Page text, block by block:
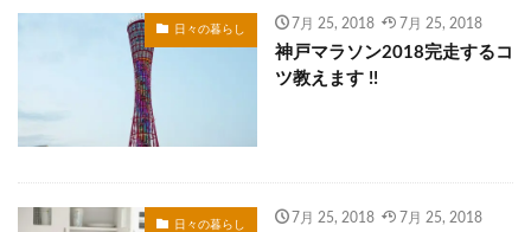
日々の暮らし 7月 25, 2018 7月 25, 2018
神戸マラソン2018完走するコ
ツ教えます !!
日々の暮らし 7月 25, 2018 7月 25, 2018